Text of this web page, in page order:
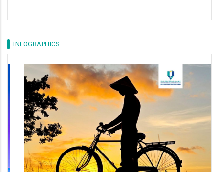
INFOGRAPHICS